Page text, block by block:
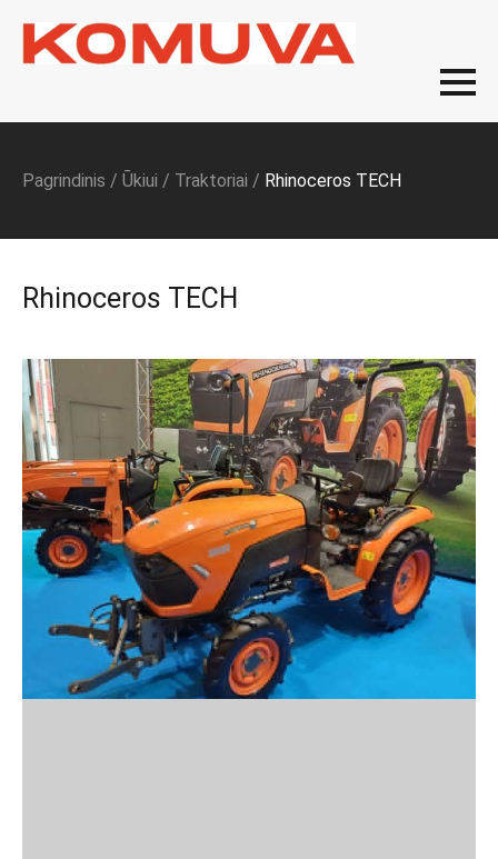
Pagrindinis / Ūkiui / Traktoriai / Rhinoceros TECH
Rhinoceros TECH